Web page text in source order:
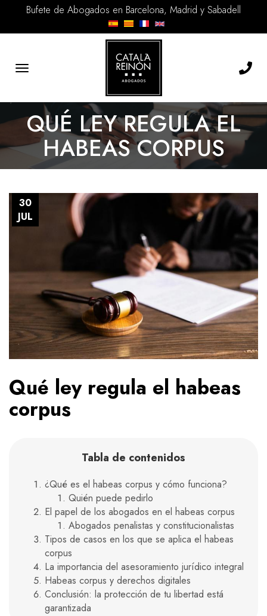
Bufete de Abogados en Barcelona, Madrid y Sabadell
Toggle
QUÉ LEY REGULA EL
HABEAS CORPUS
30
JUL
Qué ley regula el habeas
corpus
Tabla de contenidos
¿Qué es el habeas corpus y cómo funciona?
Quién puede pedirlo
El papel de los abogados en el habeas corpus
Abogados penalistas y constitucionalistas
Tipos de casos en los que se aplica el habeas
corpus
La importancia del asesoramiento jurídico integral
Habeas corpus y derechos digitales
Conclusión: la protección de tu libertad está
garantizada